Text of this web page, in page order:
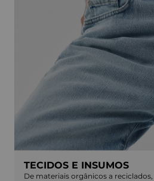
TECIDOS E INSUMOS
De materiais orgânicos a